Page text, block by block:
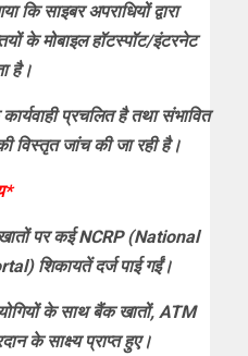
साइबर अपराधियों द्वारा
के मोबाइल हॉटस्पॉट/इंटरनेट
है।
प्रचलित है तथा संभावित
विस्तृत जांच की जा रही है।
पर कई NCRP (National
शिकायतें दर्ज पाई गईं।
के साथ बैंक खातों, ATM
के साक्ष्य प्राप्त हुए।